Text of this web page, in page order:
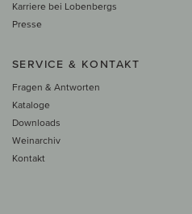
Karriere bei Lobenbergs
Presse
SERVICE & KONTAKT
Fragen & Antworten
Kataloge
Downloads
Weinarchiv
Kontakt